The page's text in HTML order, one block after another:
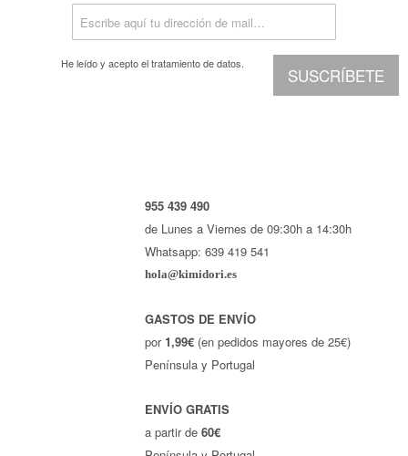
SUSCRÍBETE
He leído y acepto eltratamiento de datos.
955 439 490
de Lunes a Viernes de 09:30h a 14:30h
Whatsapp: 639 419 541
hola@kimidori.es
GASTOS DE ENVÍO
por 1,99€ (en pedidos mayores de 25€)
Península y Portugal
ENVÍO GRATIS
a partir de60€